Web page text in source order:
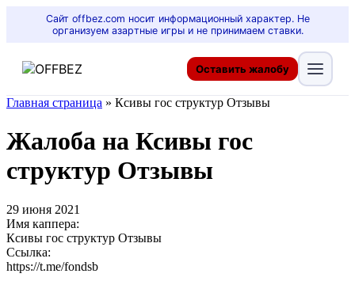
Сайт offbez.com носит информационный характер. Не
организуем азартные игры и не принимаем ставки.
Оставить жалобу
Главная страница » Ксивы гос структур Отзывы
Жалоба на Ксивы гос
структур Отзывы
29 июня 2021
Имя каппера:
Ксивы гос структур Отзывы
Ссылка:
https://t.me/fondsb